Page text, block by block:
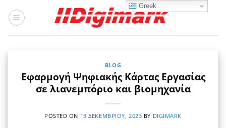
στο
BLOG
Εφαρμογή Ψηφιακής Κάρτας Εργασίας
σε λιανεμπόριο και βιομηχανία
POSTED ON 13 ΔΕΚΕΜΒΡΊΟΥ, 2023 BY DIGIMARK
Greek